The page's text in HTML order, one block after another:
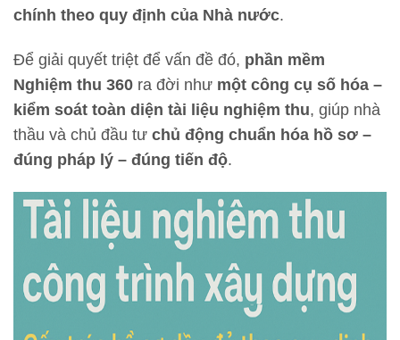
chính theo quy định của Nhà nước.
Để giải quyết triệt để vấn đề đó, phần mềm
Nghiệm thu 360 ra đời như một công cụ số hóa –
kiểm soát toàn diện tài liệu nghiệm thu, giúp nhà
thầu và chủ đầu tư chủ động chuẩn hóa hồ sơ –
đúng pháp lý – đúng tiến độ.